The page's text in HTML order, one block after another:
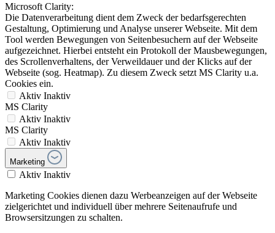
Microsoft Clarity:
Die Datenverarbeitung dient dem Zweck der bedarfsgerechten
Gestaltung, Optimierung und Analyse unserer Webseite. Mit dem
Tool werden Bewegungen von Seitenbesuchern auf der Webseite
aufgezeichnet. Hierbei entsteht ein Protokoll der Mausbewegungen,
des Scrollenverhaltens, der Verweildauer und der Klicks auf der
Webseite (sog. Heatmap). Zu diesem Zweck setzt MS Clarity u.a.
Cookies ein.
Aktiv Inaktiv
MS Clarity
Aktiv Inaktiv
MS Clarity
Aktiv Inaktiv
Marketing
Aktiv Inaktiv
Marketing Cookies dienen dazu Werbeanzeigen auf der Webseite
zielgerichtet und individuell über mehrere Seitenaufrufe und
Browsersitzungen zu schalten.